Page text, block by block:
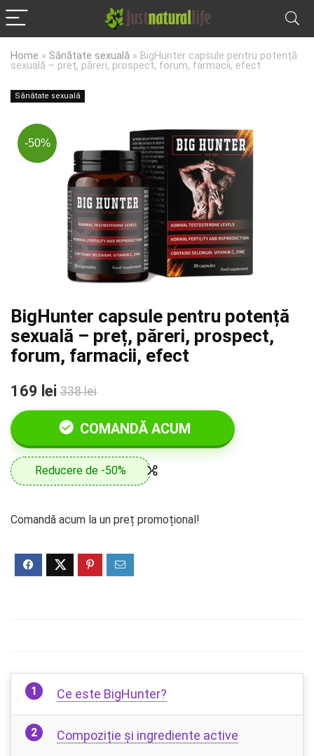
Home » Sănătate sexuală » BigHunter capsule pentru potență
sexuală – preț, păreri, prospect, forum, farmacii, efect
Sănătate sexuală
-50%
BigHunter capsule pentru potență
sexuală – preț, păreri, prospect,
forum, farmacii, efect
169 lei 338 lei
COMANDĂ ACUM
Reducere de -50%
Comandă acum la un preț promoțional!
Ce este BigHunter?
Compoziție și ingrediente active